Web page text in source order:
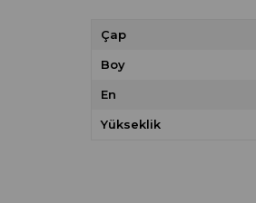
Çap
Boy
En
Yükseklik